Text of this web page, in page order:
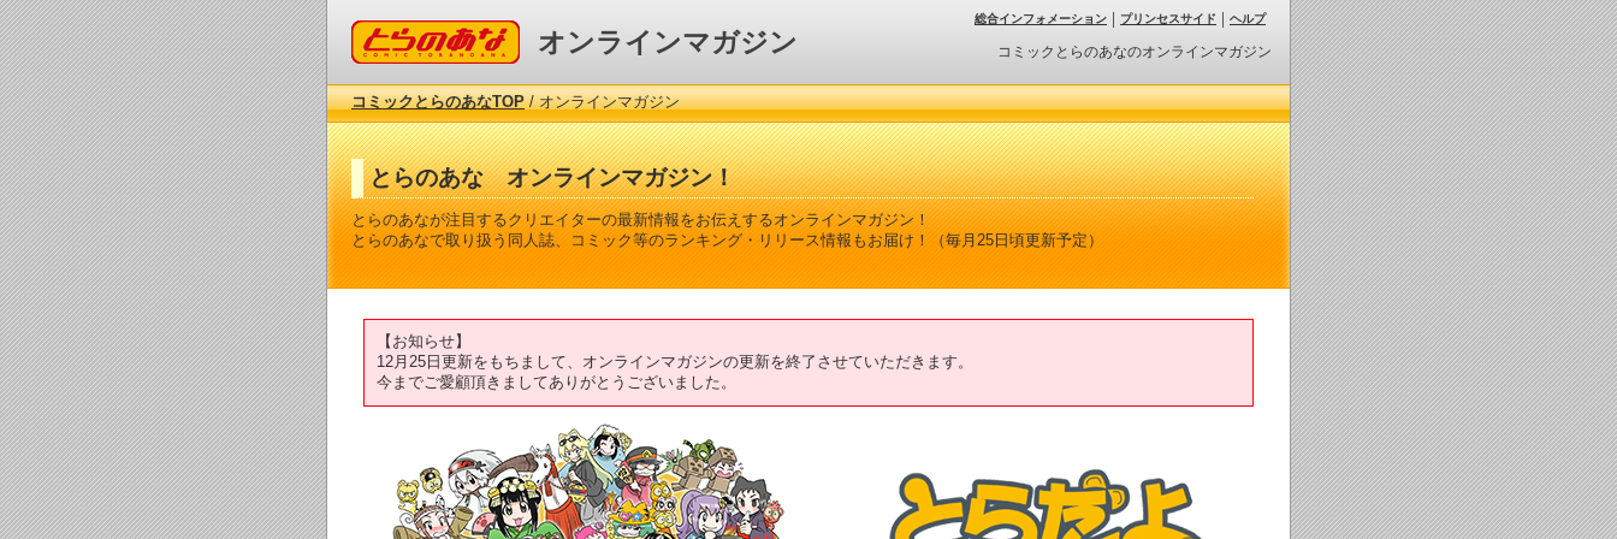
コミックとらのあな オンラインマガジン コミックとらのあなのオンラインマガジン
総合インフォメーション プリンセスサイド ヘルプ
コミックとらのあなTOP/ オンラインマガジン
とらのあな オンラインマガジン！
とらのあなが注目するクリエイターの最新情報をお伝えするオンラインマガジン！
とらのあなで取り扱う同人誌、コミック等のランキング・リリース情報もお届け！（毎月25日頃更新予定）
【お知らせ】
12月25日更新をもちまして、オンラインマガジンの更新を終了させていただきます。
今までご愛顧頂きましてありがとうございました。